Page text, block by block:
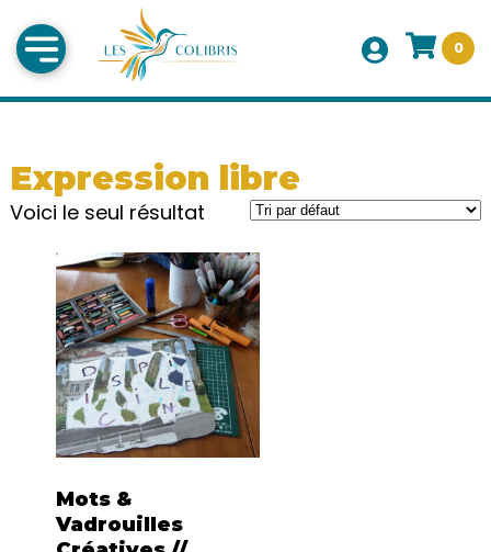
0
Expression libre
Voici le seul résultat
Mots &
Vadrouilles